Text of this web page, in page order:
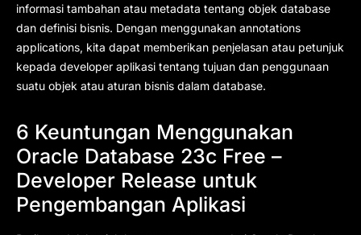
informasi tambahan atau metadata tentang objek database
dan definisi bisnis. Dengan menggunakan annotations
applications, kita dapat memberikan penjelasan atau petunjuk
kepada developer aplikasi tentang tujuan dan penggunaan
suatu objek atau aturan bisnis dalam database.
6 Keuntungan Menggunakan
Oracle Database 23c Free –
Developer Release untuk
Pengembangan Aplikasi